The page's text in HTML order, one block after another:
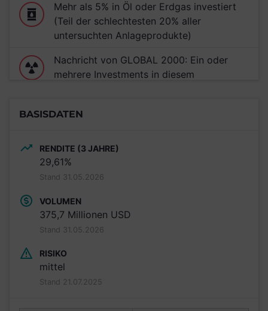
Mehr als 5% in Öl oder Erdgas investiert
(Teil der schlechtesten 20% aller
untersuchten Anlageprodukte)
Nachricht von GLOBAL 2000: Ein oder
mehrere Investments in diesem
BASISDATEN
RENDITE (3 JAHRE)
29,61%
Stand 31.05.2026
VOLUMEN
375,7 Millionen USD
Stand 31.05.2026
RISIKO
mittel
Stand 21.07.2025